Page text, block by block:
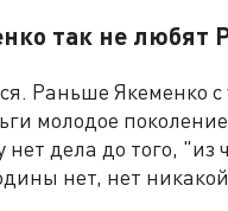
так не любят
Раньше Якеменко
молодое
дела до того,
нет, нет